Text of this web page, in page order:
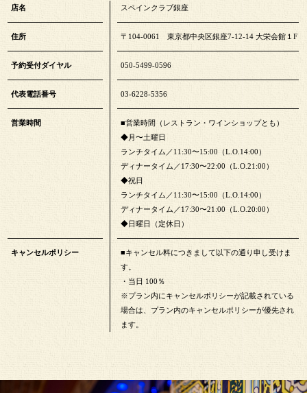
店名 スペインクラブ銀座
住所 〒104-0061 東京都中央区銀座7-12-14 大栄会館１F
予約受付ダイヤル 050-5499-0596
代表電話番号 03-6228-5356
営業時間
■営業時間（レストラン・ワインショップとも）
◆月〜土曜日
ランチタイム／11:30〜15:00（L.O.14:00）
ディナータイム／17:30〜22:00（L.O.21:00）
◆祝日
ランチタイム／11:30〜15:00（L.O.14:00）
ディナータイム／17:30〜21:00（L.O.20:00）
◆日曜日（定休日）
キャンセルポリシー
■キャンセル料につきまして以下の通り申し受けま
す。
・当日 100％
※プラン内にキャンセルポリシーが記載されている
場合は、プラン内のキャンセルポリシーが優先され
ます。